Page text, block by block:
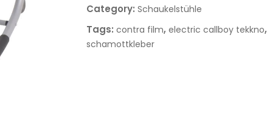
Category: Schaukelstühle
Tags: contra film, electric callboy tekkno,
schamottkleber